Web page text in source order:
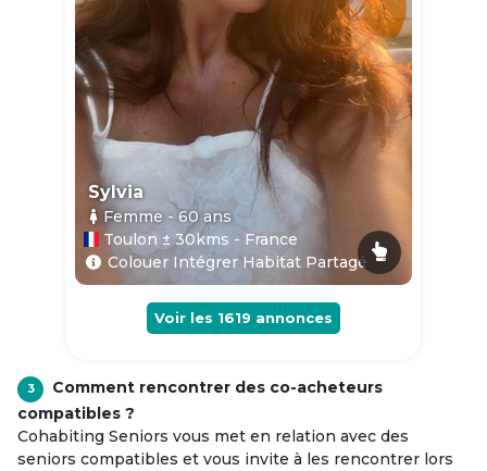
Sylvia
Femme - 60ans
Toulon ± 30kms - France
Colouer Intégrer Habitat Partagé
Voir les 1619 annonces
3
Comment rencontrer des co-acheteurs
compatibles ?
Cohabiting Seniors vous met en relation avec des
seniors compatibles et vous invite à les rencontrer lors